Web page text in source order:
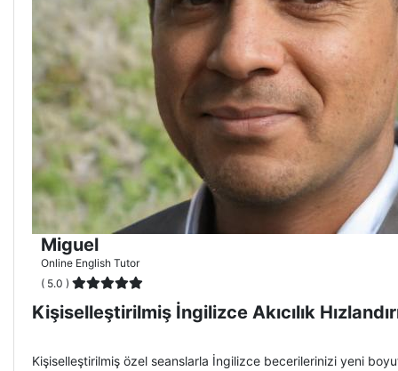
Miguel
Online English Tutor
( 5.0 )
Kişiselleştirilmiş İngilizce Akıcılık
Kişiselleştirilmiş özel seanslarla İngilizce becerilerinizi yeni